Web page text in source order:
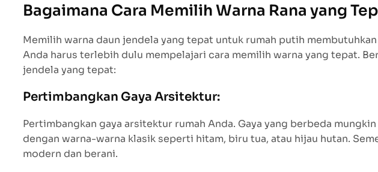
Bagaimana Cara Memilih Warna Rana yang
Memilih warna daun jendela yang tepat untuk rumah putih
Anda harus terlebih dulu mempelajari cara memilih warna yang tepat.
jendela yang tepat:
Pertimbangkan Gaya Arsitektur:
Pertimbangkan gaya arsitektur rumah Anda. Gaya yang berbeda
dengan warna-warna klasik seperti hitam, biru tua, atau hijau hutan.
modern dan berani.